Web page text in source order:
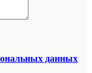
данных